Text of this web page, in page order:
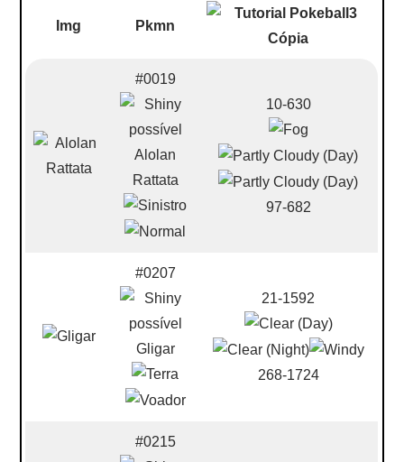
Img Pkmn
#0019
Alolan
Rattata
10-630
97-682
#0207
Gligar
21-1592
268-1724
#0215